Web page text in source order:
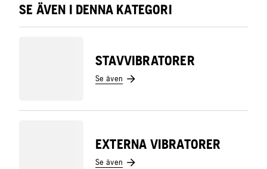
SE ÄVEN I DENNA KATEGORI
STAVVIBRATORER
Se även
EXTERNA VIBRATORER
Se även